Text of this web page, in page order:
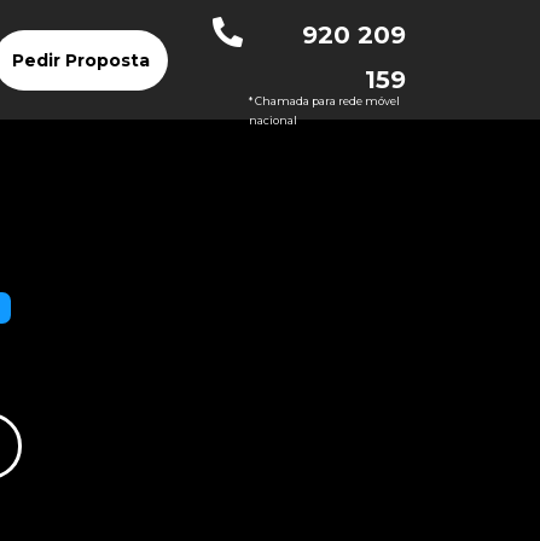
Pedir Proposta
920 209
159
* Chamada para rede móvel
nacional